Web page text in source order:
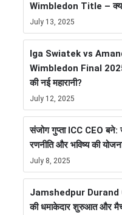
Wimbledon Title –
July 13, 2025
Iga Swiatek vs
Wimbledon Final
की नई महारानी?
July 12, 2025
संजोग गुप्ता ICC CEO बने:
रणनीति और भविष्य की
July 8, 2025
Jamshedpur Durand
की धमाकेदार शुरुआत और